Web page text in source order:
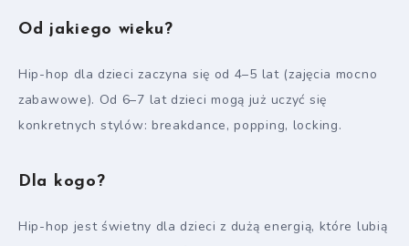
Od jakiego wieku?
Hip-hop dla dzieci zaczyna się od 4–5 lat (zajęcia mocno
zabawowe). Od 6–7 lat dzieci mogą już uczyć się
konkretnych stylów: breakdance, popping, locking.
Dla kogo?
Hip-hop jest świetny dla dzieci z dużą energią, które lubią